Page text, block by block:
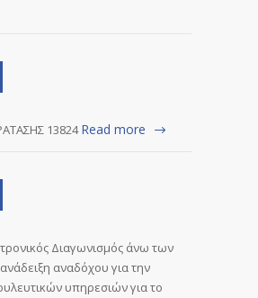
13824 Read more
Διαγωνισμός άνω των
αναδόχου για την
υπηρεσιών για το